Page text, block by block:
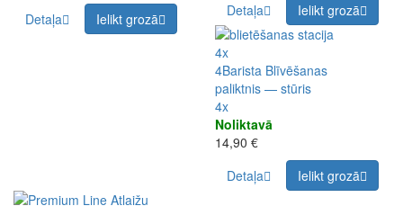
Detaļa
Ielikt grozā
Detaļa
Ielikt grozā
4x
4Barista Blīvēšanas
paliktnis — stūris
4x
Noliktavā
14,90 €
Detaļa
Ielikt grozā